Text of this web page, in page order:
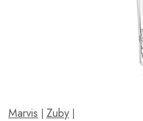
Marvis Zuby